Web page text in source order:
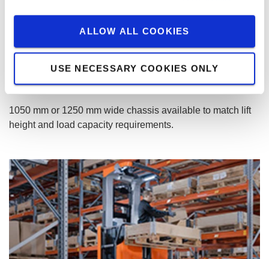
ALLOW ALL COOKIES
USE NECESSARY COOKIES ONLY
Choice of chassis width
1050 mm or 1250 mm wide chassis available to match lift
height and load capacity requirements.